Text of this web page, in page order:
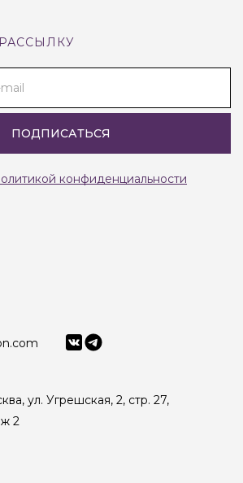
ПОДПИСАТЬСЯ
конфиденциальности
ул. Угрешская, 2, стр. 27,
2